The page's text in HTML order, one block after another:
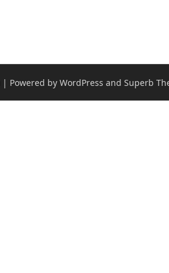
| Powered by WordPress and Superb